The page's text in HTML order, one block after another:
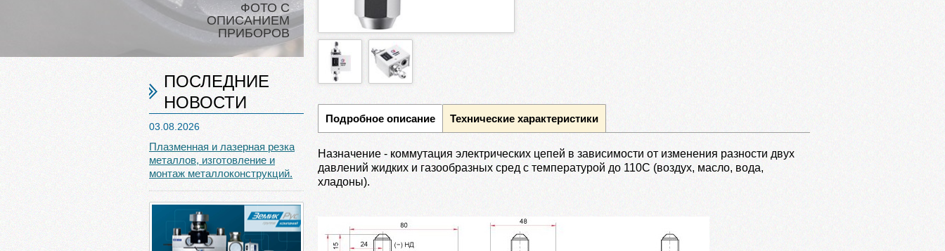
ФОТО С
ОПИСАНИЕМ
ПРИБОРОВ
ПОСЛЕДНИЕ
НОВОСТИ
03.08.2026
Плазменная и лазерная резка
металлов, изготовление и
монтаж металлоконструкций.
Подробное описание Технические характеристики
Назначение - коммутация электрических цепей в зависимости от изменения разности двух
давлений жидких и газообразных сред с температурой до 110C (воздух, масло, вода,
хладоны).